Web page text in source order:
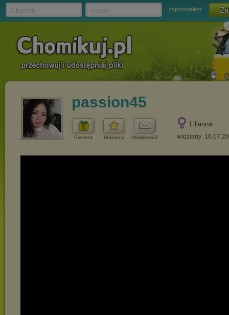
zapomniałem
passion45
Prezent Ulubiony Wiadomość
Lilianna
widziany: